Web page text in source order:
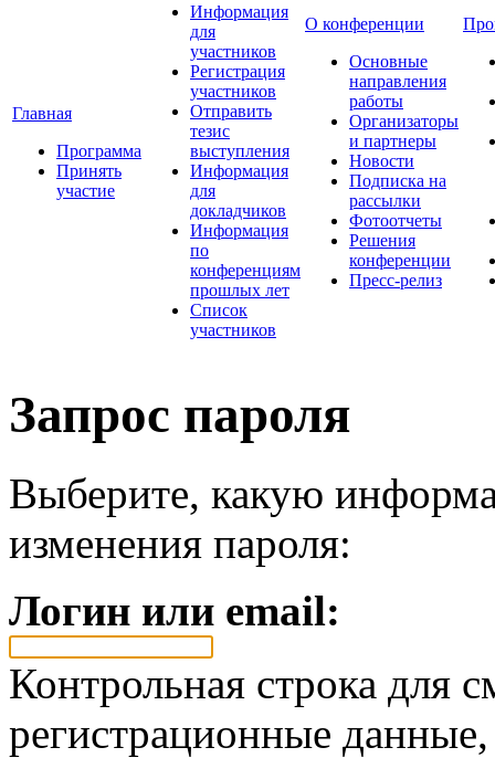
Главная
Программа
Принять
участие
Информация
для
участников
Регистрация
участников
Отправить
тезис
выступления
Информация
для
докладчиков
Информация
по
конференциям
прошлых лет
Список
участников
О конференции
Основные
направления
работы
Организаторы
и партнеры
Новости
Подписка на
рассылки
Фотоотчеты
Решения
конференции
Пресс-релиз
Запрос пароля
Выберите, какую
изменения пароля:
Логин или email:
Контрольная строка для
регистрационные